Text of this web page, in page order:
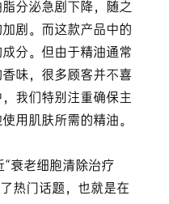
分泌急剧下降，随之
剧。而这款产品中的
分。但由于精油通常
味，很多顾客并不喜
我们特别注重确保主
用肌肤所需的精油。
“衰老细胞清除治疗
热门话题，也就是在